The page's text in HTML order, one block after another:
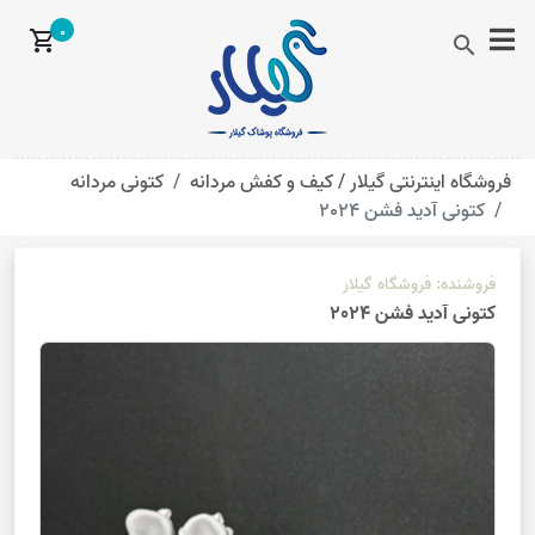
search
shopping_cart0
فروشگاه اینترنتی گیلار /کیف و کفش مردانه
کتونی مردانه
کتونی آدید فشن 2024
فروشنده: فروشگاه گیلار
کتونی آدید فشن 2024